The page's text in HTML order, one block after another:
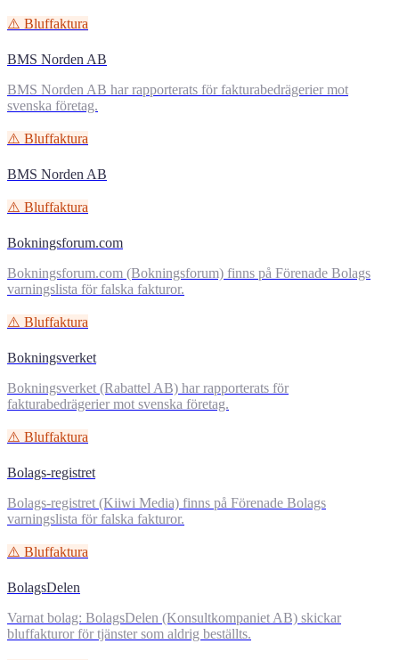
⚠️ Bluffaktura
BMS Norden AB
BMS Norden AB har rapporterats för fakturabedrägerier mot
svenska företag.
⚠️ Bluffaktura
BMS Norden AB
⚠️ Bluffaktura
Bokningsforum.com
Bokningsforum.com (Bokningsforum) finns på Förenade Bolags
varningslista för falska fakturor.
⚠️ Bluffaktura
Bokningsverket
Bokningsverket (Rabattel AB) har rapporterats för
fakturabedrägerier mot svenska företag.
⚠️ Bluffaktura
Bolags-registret
Bolags-registret (Kiiwi Media) finns på Förenade Bolags
varningslista för falska fakturor.
⚠️ Bluffaktura
BolagsDelen
Varnat bolag: BolagsDelen (Konsultkompaniet AB) skickar
bluffakturor för tjänster som aldrig beställts.